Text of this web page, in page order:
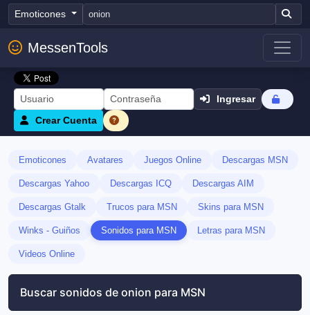
Emoticones
MessenTools
Ingresar
Crear Cuenta
Emoticones Avatares Juegos Online Descargas MSN
Descargas Yahoo Descargas ICQ Descargas AIM
Descargas Gtalk Trucos para MSN Skins para MSN
Winks - Guiños Sonidos para MSN Letras para MSN
Videos Online
Buscar sonidos de onion para MSN